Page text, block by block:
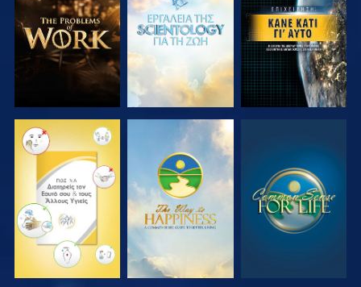
ΤΗ ΣΕΙΡΑ
ΤΗ ΣΕΙΡΑ
ΠΑΡΑΚΟΛΟΥΘΗΣΤΕ ΠΑΡΑΚΟΛΟΥΘΗΣΤΕ ΠΑΡΑΚΟΛΟΥΘΗΣΤΕ